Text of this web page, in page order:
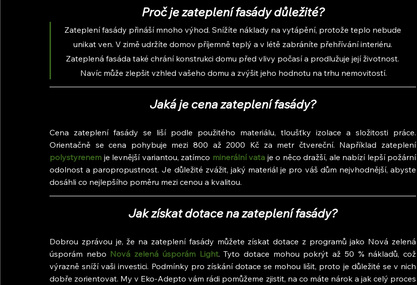
Proč je zateplení fasády důležité?
Zateplení fasády přináší mnoho výhod. Snížíte náklady na vytápění, protože teplo nebude
unikat ven. V zimě udržíte domov příjemně teplý a v létě zabráníte přehřívání interiéru.
Zateplená fasáda také chrání konstrukci domu před vlivy počasí a prodlužuje její životnost.
Navíc může zlepšit vzhled vašeho domu a zvýšit jeho hodnotu na trhu nemovitostí.
Jaká je cena zateplení fasády?
Cena zateplení fasády se liší podle použitého materiálu, tloušťky izolace a složitosti práce.
Orientačně se cena pohybuje mezi 800 až 2000 Kč za metr čtvereční. Například zateplení
polystyrenem je levnější variantou, zatímco minerální vata je o něco dražší, ale nabízí lepší požární
odolnost a paropropustnost. Je důležité zvážit, jaký materiál je pro váš dům nejvhodnější, abyste
dosáhli co nejlepšího poměru mezi cenou a kvalitou.
Jak získat dotace na zateplení fasády?
Dobrou zprávou je, že na zateplení fasády můžete získat dotace z programů jako Nová zelená
úsporám nebo Nová zelená úsporám Light. Tyto dotace mohou pokrýt až 50 % nákladů, což
výrazně sníží vaši investici. Podmínky pro získání dotace se mohou lišit, proto je důležité se v nich
dobře zorientovat. My v Eko-Adepto vám rádi pomůžeme zjistit, na co máte nárok a jak celý proces